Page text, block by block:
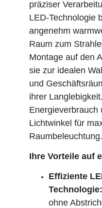
präziser
LED-Technologie
angenehm
Raum zum
Montage auf den
sie zur idealen
und
ihrer
Energieverbrauch
Lichtwinkel für
Raumbeleuchtung.
Ihre Vorteile auf
Effiziente
Technologie:
ohne